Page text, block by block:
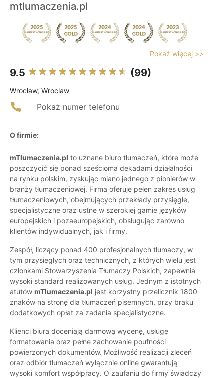
mtlumaczenia.pl
Pokaż więcej >>
9.5 (99)
Wrocław, Wroclaw
Pokaż numer telefonu
O firmie:
mTlumaczenia.pl to uznane biuro tłumaczeń, które może
poszczycić się ponad sześcioma dekadami działalności
na rynku polskim, zyskując miano jednego z pionierów w
branży tłumaczeniowej. Firma oferuje pełen zakres usług
tłumaczeniowych, obejmujących przekłady przysięgłe,
specjalistyczne oraz ustne w szerokiej gamie języków
europejskich i pozaeuropejskich, obsługując zarówno
klientów indywidualnych, jak i firmy.
Zespół, liczący ponad 400 profesjonalnych tłumaczy, w
tym przysięgłych oraz technicznych, z których wielu jest
członkami Stowarzyszenia Tłumaczy Polskich, zapewnia
wysoki standard realizowanych usług. Jednym z istotnych
atutów mTlumaczenia.pl jest korzystny przelicznik 1800
znaków na stronę dla tłumaczeń pisemnych, przy braku
dodatkowych opłat za zadania specjalistyczne.
Klienci biura doceniają darmową wycenę, usługę
formatowania oraz pełne zachowanie poufności
powierzonych dokumentów. Możliwość realizacji zleceń
oraz odbiór tłumaczeń wyłącznie online gwarantują
wysoki komfort współpracy. O zaufaniu do firmy świadczy